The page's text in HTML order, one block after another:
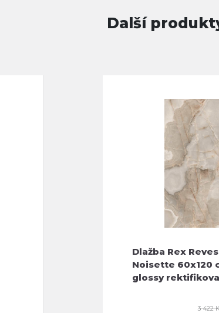
Další
Dlažba Rex Reves
Noisette 60x120
glossy
3 422